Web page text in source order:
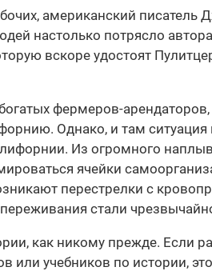
американский
настолько потрясло
вскоре удостоят
фермеров-
Однако, и там
Из огромного
ячейки
перестрелки с
стали
как никому прежде. Если
учебников по истории,